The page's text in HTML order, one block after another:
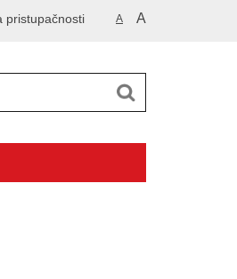
A A
pristupačnosti